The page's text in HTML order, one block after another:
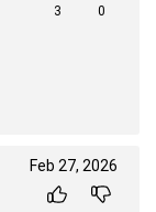
3 0
Feb 27, 2026